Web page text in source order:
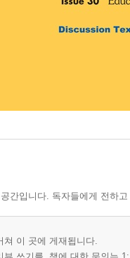
간입니다. 독자들에게 전하
쳐 이 곳에 게재됩니다.